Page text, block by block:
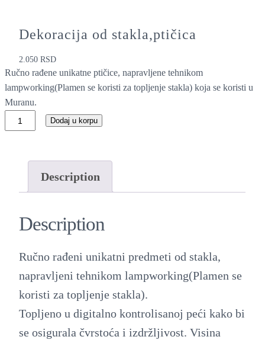
Dekoracija od stakla,ptičica
2.050RSD
Ručno rađene unikatne ptičice, napravljene tehnikom
lampworking(Plamen se koristi za topljenje stakla) koja se koristi u
Muranu.
Dodaj u korpu
Description
Description
Ručno rađeni unikatni predmeti od stakla,
napravljeni tehnikom lampworking(Plamen se
koristi za topljenje stakla).
Topljeno u digitalno kontrolisanoj peći kako bi
se osigurala čvrstoća i izdržljivost. Visina